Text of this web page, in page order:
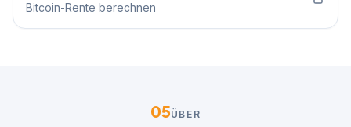
Bitcoin-Rente berechnen
05ÜBER